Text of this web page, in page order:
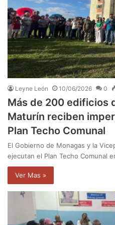
Leyne León 10/06/2026 0
Más de 200 edificios
Maturín reciben
Plan Techo Comunal
El Gobierno de Monagas y la
ejecutan el Plan Techo Comunal
Ver Mas »